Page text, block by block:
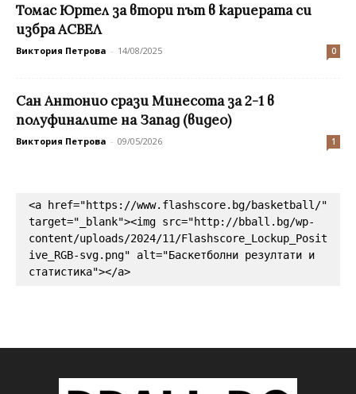
Томас Юртел за втори път в кариерата си
избра АСВЕЛ
Виктория Петрова - 14/08/2025 0
Сан Антонио срази Минесота за 2-1 в
полуфиналите на Запад (видео)
Виктория Петрова - 09/05/2026 1
<a href="https://www.flashscore.bg/basketball/"
target="_blank"><img src="http://bball.bg/wp-
content/uploads/2024/11/Flashscore_Lockup_Posit
ive_RGB-svg.png" alt="Баскетболни резултати и
статистика"></a>